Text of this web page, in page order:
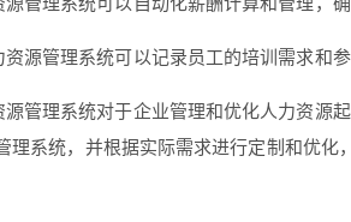
源管理系统可以记录员工的培训需求和
管理系统对于企业管理和优化人力资源
理系统，并根据实际需求进行定制和优化